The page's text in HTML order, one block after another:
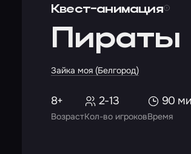
Квест-анимация
Пираты
Зайка моя (Белгород)
Возраст
8+
Кол-во игроков
2-13
Время
90